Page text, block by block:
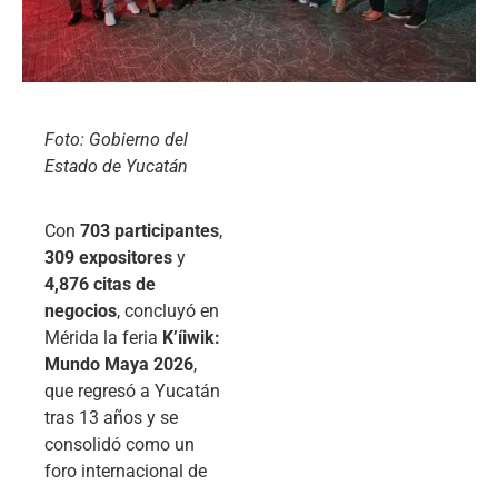
Foto: Gobierno del
Estado de Yucatán
Con 703 participantes,
309 expositores y
4,876 citas de
negocios, concluyó en
Mérida la feria K’íiwik:
Mundo Maya 2026,
que regresó a Yucatán
tras 13 años y se
consolidó como un
foro internacional de